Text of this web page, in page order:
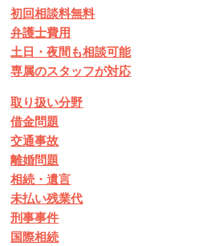
初回相談料無料
弁護士費用
土日・夜間も相談可能
専属のスタッフが対応
取り扱い分野
借金問題
交通事故
離婚問題
相続・遺言
未払い残業代
刑事事件
国際相続